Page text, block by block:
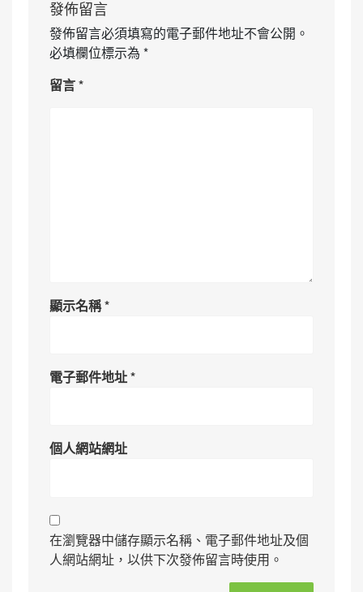
發佈留言
發佈留言必須填寫的電子郵件地址不會公開。
必填欄位標示為 *
留言*
顯示名稱*
電子郵件地址*
個人網站網址
在瀏覽器中儲存顯示名稱、電子郵件地址及個
人網站網址，以供下次發佈留言時使用。